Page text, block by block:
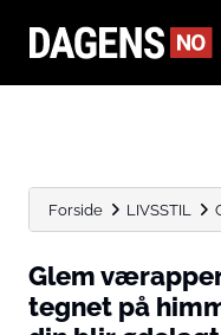
Forside LIVSSTIL
Glem
tegnet på